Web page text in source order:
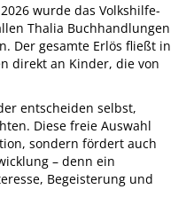
wurde das Volkshilfe-
Thalia Buchhandlungen
Der gesamte Erlös fließt in
direkt an Kinder, die von
entscheiden selbst,
Diese freie Auswahl
sondern fördert auch
– denn ein
Begeisterung und